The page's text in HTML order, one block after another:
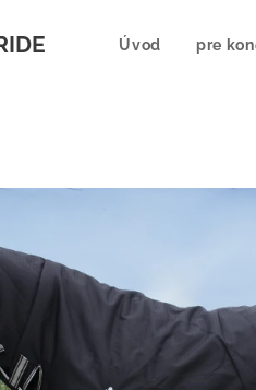
Úvod pre